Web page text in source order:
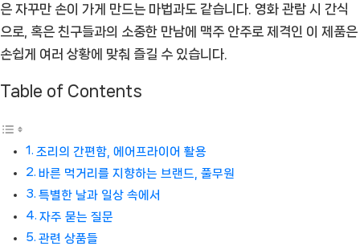
은 자꾸만 손이 가게 만드는 마법과도 같습니다. 영화 관람 시 간식
으로, 혹은 친구들과의 소중한 만남에 맥주 안주로 제격인 이 제품은
손쉽게 여러 상황에 맞춰 즐길 수 있습니다.
Table of Contents
조리의 간편함, 에어프라이어 활용
바른 먹거리를 지향하는 브랜드, 풀무원
특별한 날과 일상 속에서
자주 묻는 질문
관련 상품들